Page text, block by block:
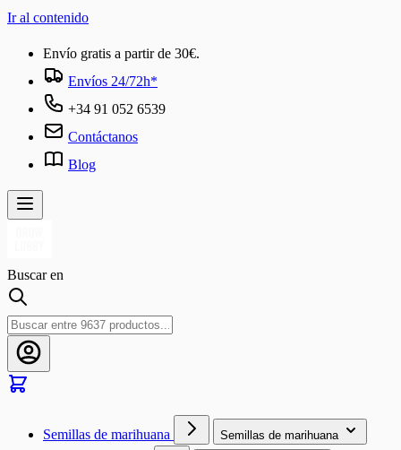
Ir al contenido
Envío gratis a partir de 30€.
Envíos 24/72h*
+34 91 052 6539
Contáctanos
Blog
Buscar en
Semillas de marihuana Semillas de marihuana